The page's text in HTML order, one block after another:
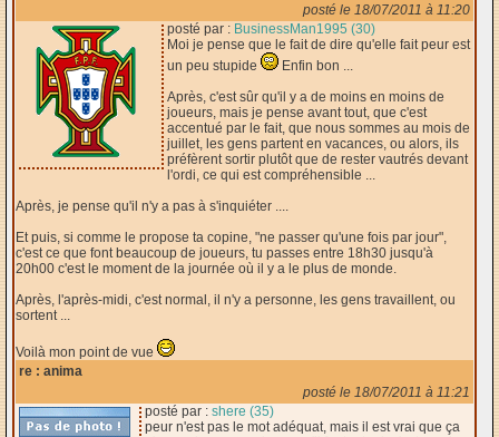
posté le 18/07/2011 à 11:20
posté par : BusinessMan1995 (30)
Moi je pense que le fait de dire qu'elle fait peur est
un peu stupide
Enfin bon ...
Après, c'est sûr qu'il y a de moins en moins de
joueurs, mais je pense avant tout, que c'est
accentué par le fait, que nous sommes au mois de
juillet, les gens partent en vacances, ou alors, ils
préfèrent sortir plutôt que de rester vautrés devant
l'ordi, ce qui est compréhensible ...
Après, je pense qu'il n'y a pas à s'inquiéter ....
Et puis, si comme le propose ta copine, "ne passer qu'une fois par jour",
c'est ce que font beaucoup de joueurs, tu passes entre 18h30 jusqu'à
20h00 c'est le moment de la journée où il y a le plus de monde.
Après, l'après-midi, c'est normal, il n'y a personne, les gens travaillent, ou
sortent ...
Voilà mon point de vue
re : anima
posté le 18/07/2011 à 11:21
posté par : shere (35)
peur n'est pas le mot adéquat, mais il est vrai que ça